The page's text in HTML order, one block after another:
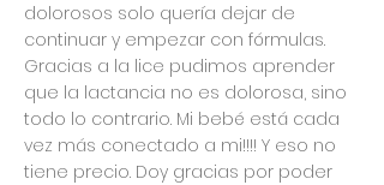
dolorosos solo quería dejar de
continuar y empezar con fórmulas.
Gracias a la lice pudimos aprender
que la lactancia no es dolorosa, sino
todo lo contrario. Mi bebé está cada
vez más conectado a mi!!!! Y eso no
tiene precio. Doy gracias por poder